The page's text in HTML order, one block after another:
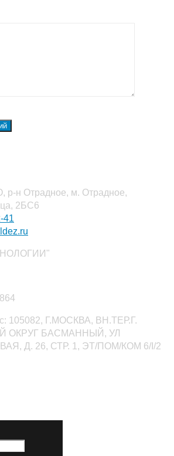
р-н Отрадное, м. Отрадное,
2БС6
41
105082, Г.МОСКВА, ВН.ТЕР.Г.
ОКРУГ БАСМАННЫЙ, УЛ
Д. 26, СТР. 1, ЭТ/ПОМ/КОМ 6/I/2